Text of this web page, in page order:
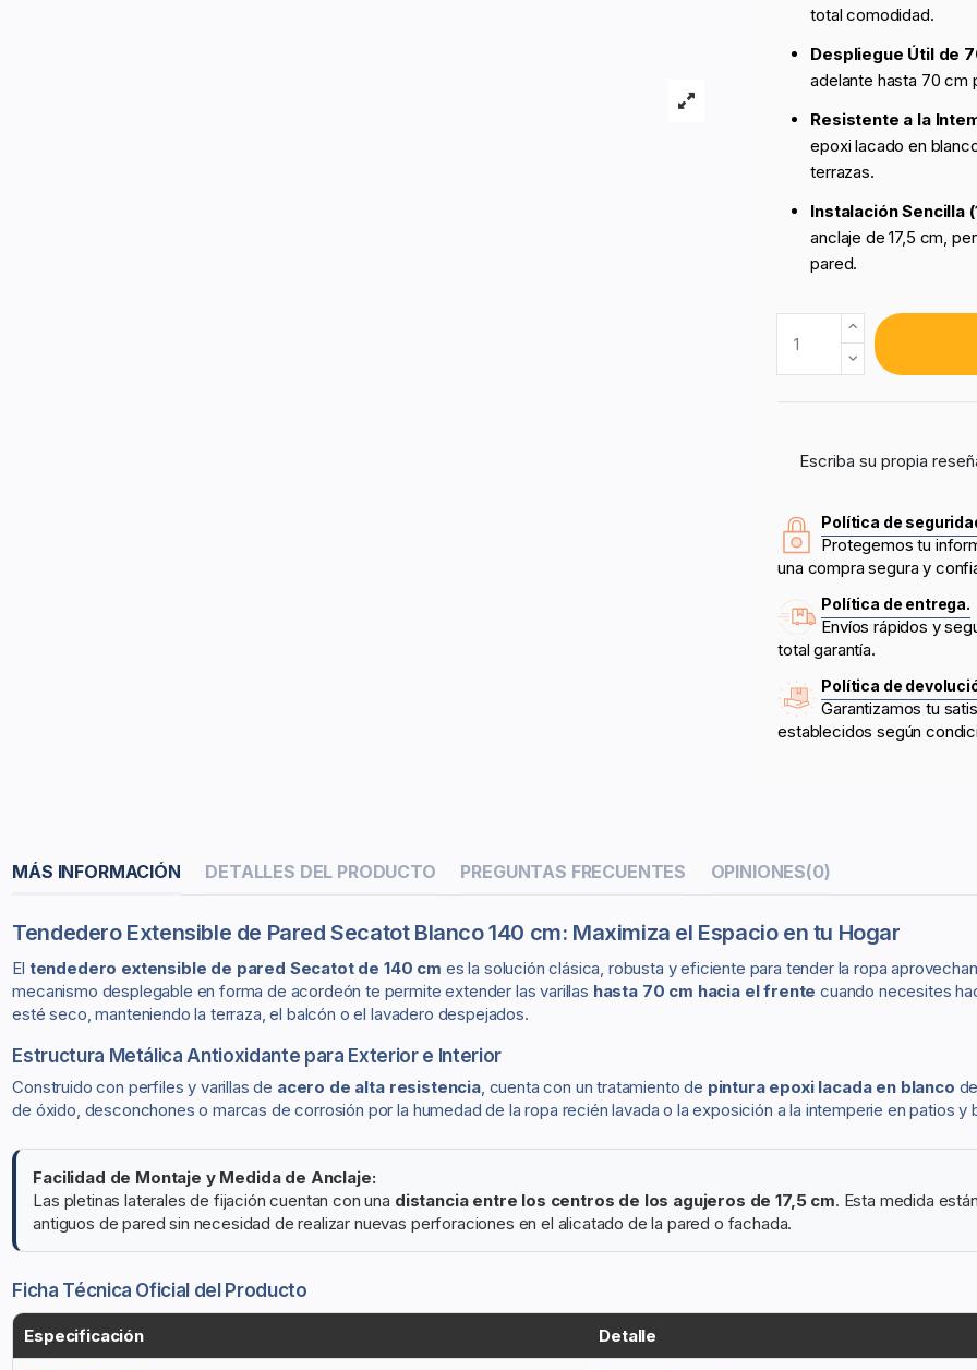
total comodidad.
Despliegue Útil de
adelante hasta 70 cm
Resistente a la
epoxi lacado en
terrazas.
Instalación Sencilla
anclaje de 17,5 cm,
pared.
Escriba su propia
Política de
Protegemos tu
una compra segura y
Política de entrega.
Envíos rápidos y
total garantía.
Política de
Garantizamos tu
establecidos según
MÁS INFORMACIÓN DETALLES DEL PRODUCTO PREGUNTAS FRECUENTES OPINIONES(0)
Tendedero Extensible de Pared Secatot Blanco 140 cm: Maximiza el Espacio en tu Hogar
El tendedero extensible de pared Secatot de 140 cm es la solución clásica, robusta y eficiente para tender la ropa
mecanismo desplegable en forma de acordeón te permite extender las varillas hasta 70 cm hacia el frente cuando necesites
esté seco, manteniendo la terraza, el balcón o el lavadero despejados.
Estructura Metálica Antioxidante para Exterior e Interior
Construido con perfiles y varillas de acero de alta resistencia, cuenta con un tratamiento de pintura epoxi lacada en blanco
de óxido, desconchones o marcas de corrosión por la humedad de la ropa recién lavada o la exposición a la intemperie en patios y
Facilidad de Montaje y Medida de Anclaje:
Las pletinas laterales de fijación cuentan con una distancia entre los centros de los agujeros de 17,5 cm. Esta medida
antiguos de pared sin necesidad de realizar nuevas perforaciones en el alicatado de la pared o fachada.
Ficha Técnica Oficial del Producto
Especificación Detalle